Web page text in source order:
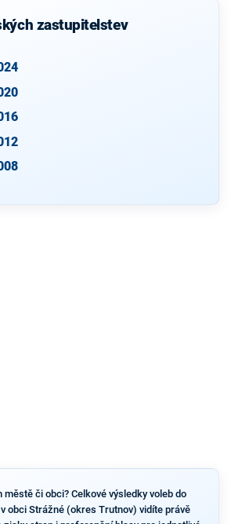
zastupitelstev
městě či obci? Celkové výsledky voleb do
obci Strážné (okres Trutnov) vidíte právě